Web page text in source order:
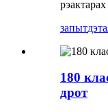
рэактарах
запыт
180
дрот